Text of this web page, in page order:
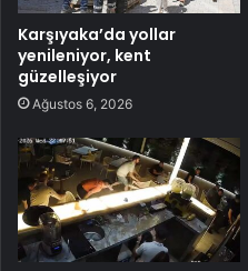
Karşıyaka’da yollar
yenileniyor, kent
güzelleşiyor
Ağustos 6, 2026